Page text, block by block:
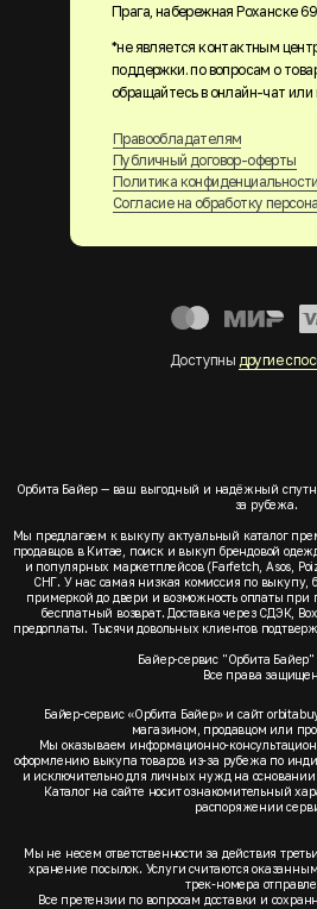
Прага, набережная Роханске
Правообладателям
Публичный договор-оферты
Политика конфиденциальности
Согласие на обработку
Доступны другие
*не является контактным
поддержки. по вопросам о
обращайтесь в онлайн-чат или
Орбита Байер — ваш выгодный и надёжный
за рубежа.
Мы предлагаем к выкупу актуальный каталог
продавцов в Китае, поиск и выкуп брендовой
и популярных маркетплейсов (Farfetch, Asos,
СНГ. У нас самая низкая комиссия по выкупу,
примеркой до двери и возможность оплаты при
бесплатный возврат. Доставка через СДЭК,
предоплаты. Тысячи довольных клиентов
Байер-сервис "Орбита
Все права
Байер-сервис «Орбита Байер» и сайт
магазином, продавцом или
Мы оказываем информационно-
оформлению выкупа товаров из-за рубежа по
и исключительно для личных нужд на
Каталог на сайте носит ознакомительный
распоряжении
Мы не несем ответственности за действия
хранение посылок. Услуги считаются
трек-номера
Все претензии по вопросам доставки и